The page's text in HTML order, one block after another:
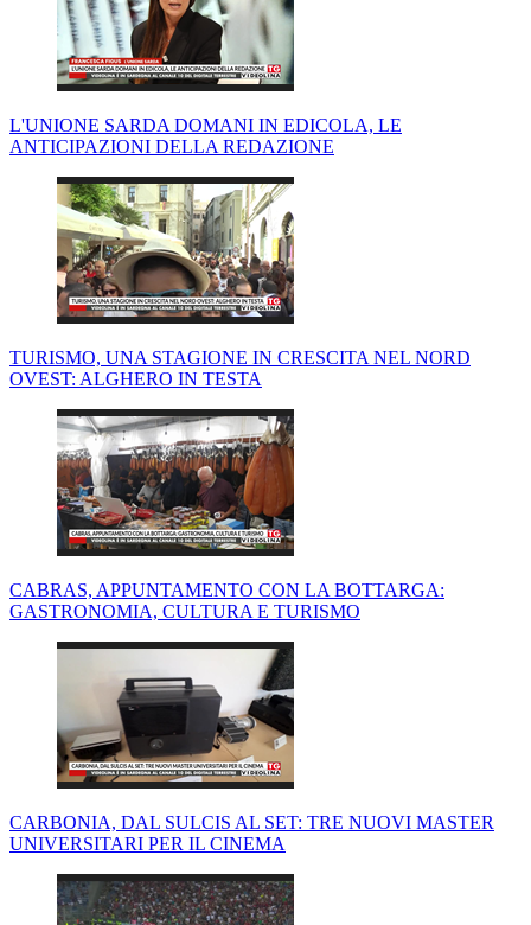
L'UNIONE SARDA DOMANI IN EDICOLA, LE
ANTICIPAZIONI DELLA REDAZIONE
TURISMO, UNA STAGIONE IN CRESCITA NEL NORD
OVEST: ALGHERO IN TESTA
CABRAS, APPUNTAMENTO CON LA BOTTARGA:
GASTRONOMIA, CULTURA E TURISMO
CARBONIA, DAL SULCIS AL SET: TRE NUOVI MASTER
UNIVERSITARI PER IL CINEMA